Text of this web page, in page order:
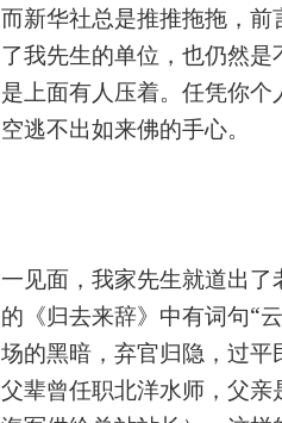
而新华社总是推推拖拖，
了我先生的单位，也仍然
是上面有人压着。任凭你
空逃不出如来佛的手心。
一见面，我家先生就道出
的《归去来辞》中有词句“
场的黑暗，弃官归隐，过
父辈曾任职北洋水师，父亲